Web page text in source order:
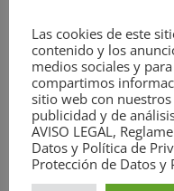
Cobrar de
empresa
trabajar
Las cookies de este
contenido y los
medios sociales y
compartimos
sitio web con
publicidad y de
AVISO LEGAL,
Datos y Política de
Protección de Datos y